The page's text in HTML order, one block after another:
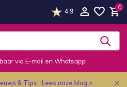
4.9
0
via E-mail en Whatsapp
& Tips: Lees onze blog >